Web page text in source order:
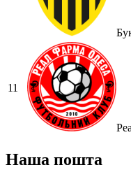
11
Наша пошта